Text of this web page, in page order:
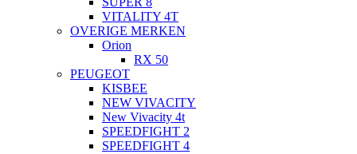
VITALITY 4T
OVERIGE MERKEN
Orion
RX 50
PEUGEOT
KISBEE
NEW VIVACITY
New Vivacity 4t
SPEEDFIGHT 2
SPEEDFIGHT 4